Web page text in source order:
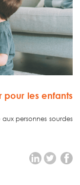
pour les enfants
personnes sourdes